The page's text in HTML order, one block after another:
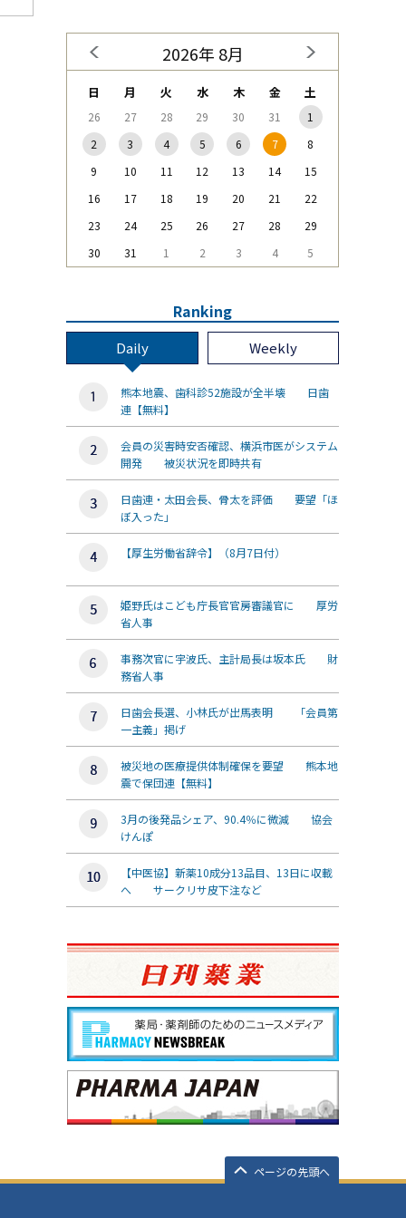
2026年 8月
日 月 火 水 木 金 土
26 27 28 29 30 31
1
2
3 4 5 6 7
8
9
10 11 12 13 14
15
16
17 18 19 20 21
22
23
24 25 26 27 28
29
30
31 1 2 3 4 5
Ranking
Daily Weekly
熊本地震、歯科診52施設が全半壊 日歯
連【無料】
会員の災害時安否確認、横浜市医がシステム
開発 被災状況を即時共有
日歯連・太田会長、骨太を評価 要望「ほ
ぼ入った」
【厚生労働省辞令】（8月7日付）
姫野氏はこども庁長官官房審議官に 厚労
省人事
事務次官に宇波氏、主計局長は坂本氏 財
務省人事
日歯会長選、小林氏が出馬表明 「会員第
一主義」掲げ
被災地の医療提供体制確保を要望 熊本地
震で保団連【無料】
3月の後発品シェア、90.4％に微減 協会
けんぽ
【中医協】新薬10成分13品目、13日に収載
へ サークリサ皮下注など
ページの先頭へ